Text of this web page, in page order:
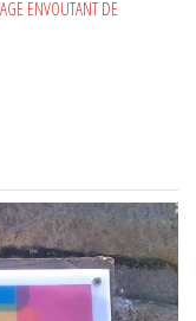
ENVOUTANT DE